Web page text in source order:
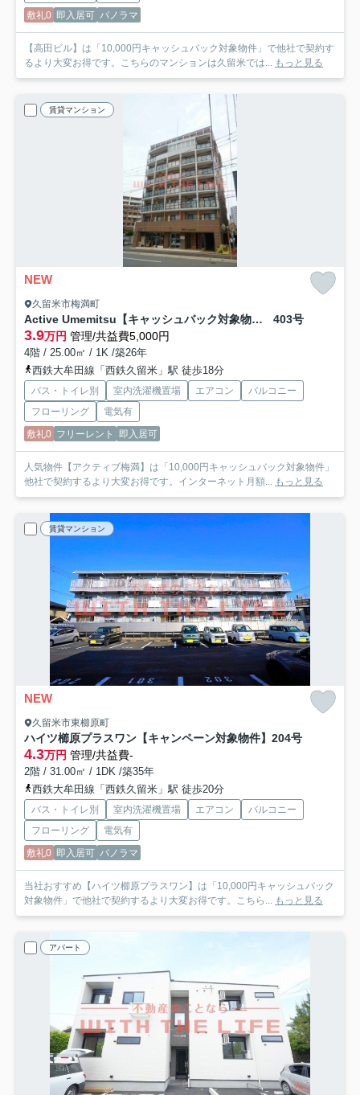
敷礼0 即入居可 パノラマ
【高田ビル】は「10,000円キャッシュバック対象物件」で他社で契約す
るより大変お得です。こちらのマンションは久留米では... もっと見る
賃貸マンション
NEW
久留米市梅満町
Active Umemitsu【キャッシュバック対象物件】 403号
3.9万円 管理/共益費5,000円
4階 / 25.00㎡ / 1K /築26年
西鉄大牟田線「西鉄久留米」駅 徒歩18分
バス・トイレ別 室内洗濯機置場 エアコン
バルコニー
フローリング
電気有
敷礼0 フリーレント 即入居可
人気物件【アクティブ梅満】は「10,000円キャッシュバック対象物件」
他社で契約するより大変お得です。インターネット月額... もっと見る
賃貸マンション
NEW
久留米市東櫛原町
ハイツ櫛原プラスワン【キャンペーン対象物件】 204号
4.3万円 管理/共益費-
2階 / 31.00㎡ / 1DK /築35年
西鉄大牟田線「西鉄久留米」駅 徒歩20分
バス・トイレ別 室内洗濯機置場 エアコン
バルコニー
フローリング
電気有
敷礼0 即入居可 パノラマ
当社おすすめ【ハイツ櫛原プラスワン】は「10,000円キャッシュバック
対象物件」で他社で契約するより大変お得です。こちら... もっと見る
アパート